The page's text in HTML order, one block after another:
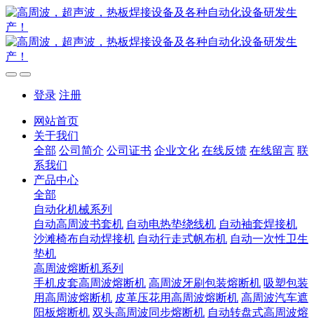
登录 注册
网站首页
关于我们
全部 公司简介 公司证书 企业文化 在线反馈 在线留言 联
系我们
产品中心
全部
自动化机械系列
自动高周波书套机 自动电热垫绕线机 自动袖套焊接机
沙滩椅布自动焊接机 自动行走式帆布机 自动一次性卫生
垫机
高周波熔断机系列
手机皮套高周波熔断机 高周波牙刷包装熔断机 吸塑包装
用高周波熔断机 皮革压花用高周波熔断机 高周波汽车遮
阳板熔断机 双头高周波同步熔断机 自动转盘式高周波熔